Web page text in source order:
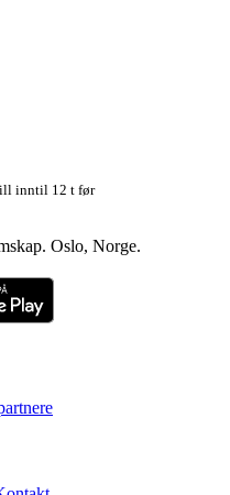
inntil 12 t før
Oslo, Norge.